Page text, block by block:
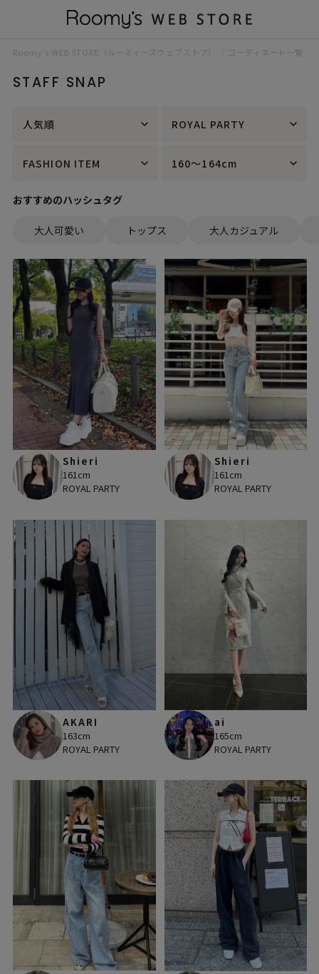
Roomy’s WEB STORE（ルーミィーズウェブストア） コーディネート一覧
STAFF SNAP
人気順 ROYAL PARTY
FASHION ITEM 160～164cm
おすすめのハッシュタグ
大人可愛い トップス 大人カジュアル
Shieri
161cm
ROYAL PARTY
Shieri
161cm
ROYAL PARTY
AKARI
163cm
ROYAL PARTY
ai
165cm
ROYAL PARTY